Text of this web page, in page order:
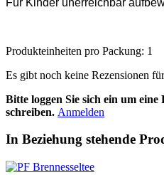
Produkteinheiten pro Packung: 1
Es gibt noch keine Rezensionen
Bitte loggen Sie sich ein um eine
schreiben. Anmelden
In Beziehung stehende